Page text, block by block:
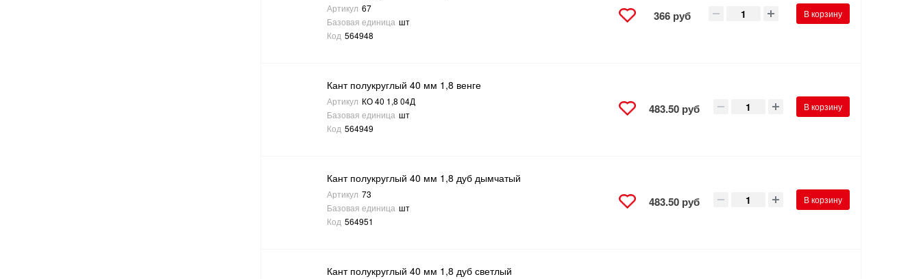
Артикул 67
Базовая единица шт
Код 564948
366 руб В корзину
Кант полукруглый 40 мм 1,8 венге
Артикул КО 40 1,8 04Д
Базовая единица шт
Код 564949
483.50 руб В корзину
Кант полукруглый 40 мм 1,8 дуб дымчатый
Артикул 73
Базовая единица шт
Код 564951
483.50 руб В корзину
Кант полукруглый 40 мм 1,8 дуб светлый